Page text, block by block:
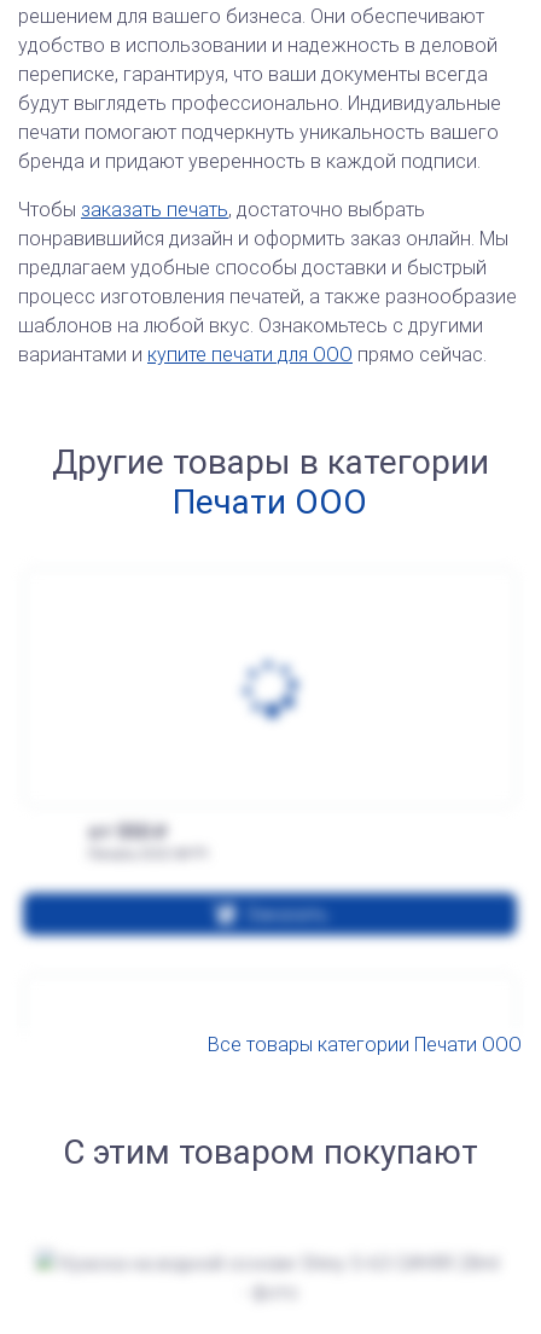
решением для вашего бизнеса. Они обеспечивают
удобство в использовании и надежность в деловой
переписке, гарантируя, что ваши документы всегда
будут выглядеть профессионально. Индивидуальные
печати помогают подчеркнуть уникальность вашего
бренда и придают уверенность в каждой подписи.
Чтобы заказать печать, достаточно выбрать
понравившийся дизайн и оформить заказ онлайн. Мы
предлагаем удобные способы доставки и быстрый
процесс изготовления печатей, а также разнообразие
шаблонов на любой вкус. Ознакомьтесь с другими
вариантами и купите печати для ООО прямо сейчас.
Другие товары в категории
Печати ООО
от 550
Заказать
Все товары категории Печати ООО
С этим товаром покупают